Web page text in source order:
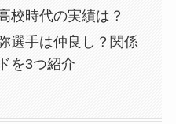
校時代の実績は？
選手は仲良し？関係
を3つ紹介